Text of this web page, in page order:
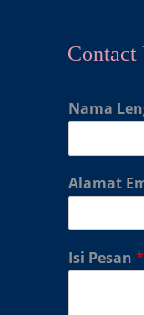
Contact
Nama
Alamat
Isi Pesan *